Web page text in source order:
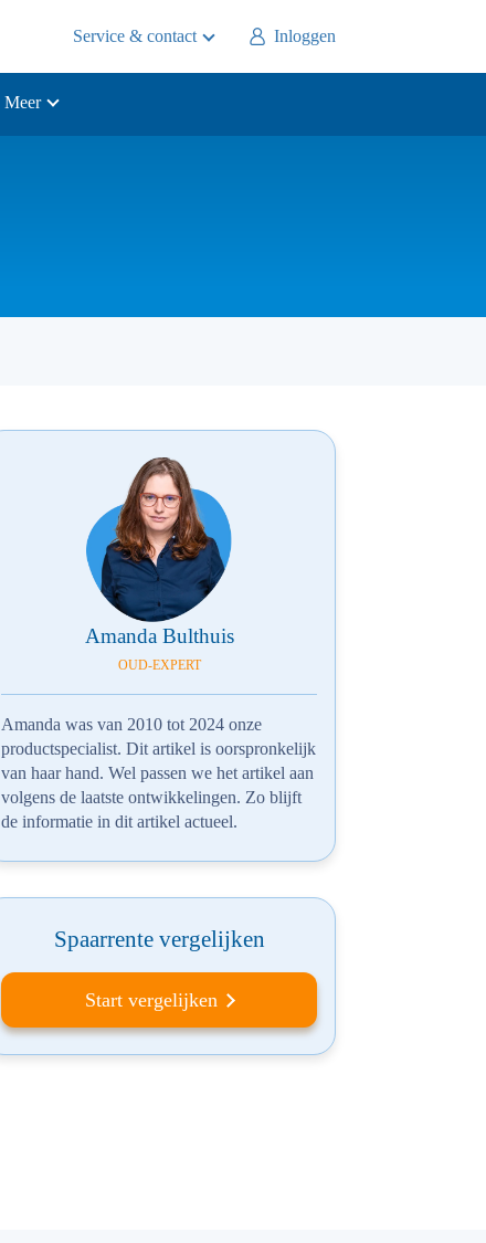
Service & contact Inloggen
Meer
Amanda Bulthuis
OUD-EXPERT
Amanda was van 2010 tot 2024 onze
productspecialist. Dit artikel is oorspronkelijk
van haar hand. Wel passen we het artikel aan
volgens de laatste ontwikkelingen. Zo blijft
de informatie in dit artikel actueel.
Spaarrente vergelijken
Start vergelijken